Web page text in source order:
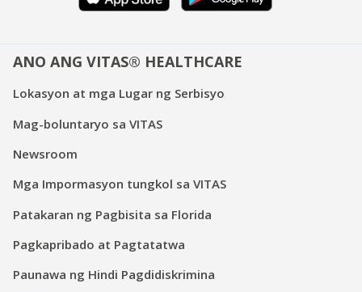
ANO ANG VITAS® HEALTHCARE
Lokasyon at mga Lugar ng Serbisyo
Mag-boluntaryo sa VITAS
Newsroom
Mga Impormasyon tungkol sa VITAS
Patakaran ng Pagbisita sa Florida
Pagkapribado at Pagtatatwa
Paunawa ng Hindi Pagdidiskrimina